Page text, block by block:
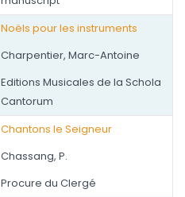
Noëls pour les instruments
Charpentier, Marc-Antoine
Editions Musicales de la Schola
Cantorum
Chantons le Seigneur
Chassang, P.
Procure du Clergé